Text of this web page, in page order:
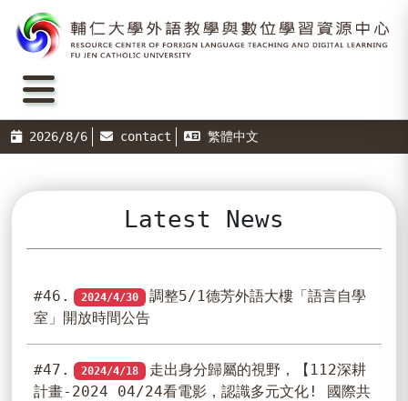
2026/8/6 contact 繁體中文
Latest News
#46. 2024/4/30
調整5/1德芳外語大樓「語言自學
室」開放時間公告
#47. 2024/4/18
走出身分歸屬的視野，【112深耕
計畫-2024 04/24看電影，認識多元文化! 國際共